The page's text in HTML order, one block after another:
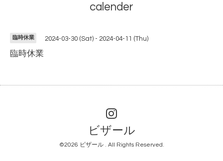
calender
臨時休業 2024-03-30 (Sat) - 2024-04-11 (Thu)
臨時休業
ビザール
©2026 ビザール . All Rights Reserved.